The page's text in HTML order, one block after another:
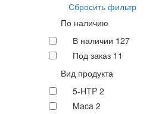
Сбросить фильтр
По наличию
В наличии 127
Под заказ 11
Вид продукта
5-HTP 2
Maca 2